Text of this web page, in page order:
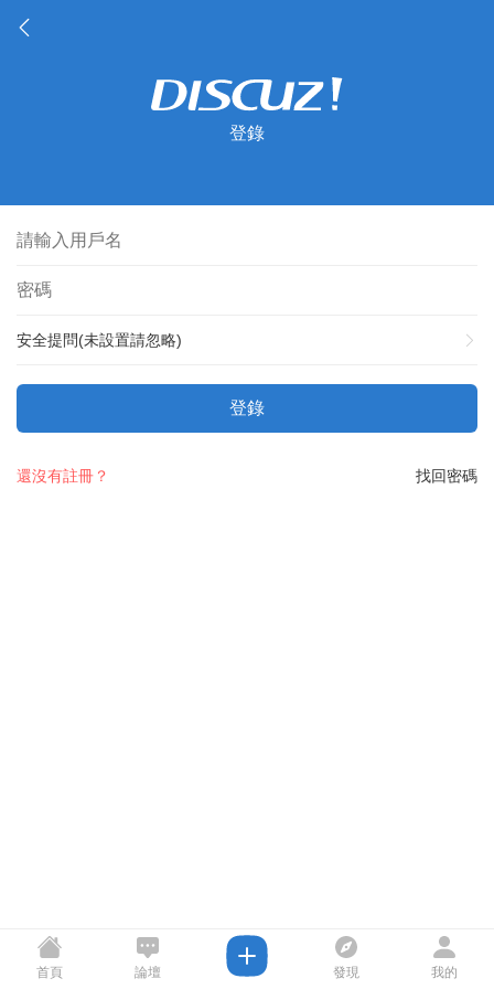
登錄
安全提問(未設置請忽略)
登錄
找回密碼
還沒有註冊？
首頁 論壇 發現 我的